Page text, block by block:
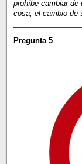
prohíbe cambiar de
cosa, el cambio de
Pregunta 5